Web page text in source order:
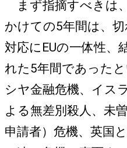
まず指摘すべきは
かけての5年間は、
対応にEUの一体性、
れた5年間であった
シヤ金融危機、イス
よる無差別殺人、未
申請者）危機、英国